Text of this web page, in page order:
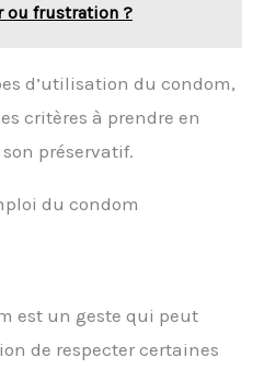
ou frustration ?
d’utilisation du condom,
critères à prendre en
préservatif.
du condom
est un geste qui peut
de respecter certaines